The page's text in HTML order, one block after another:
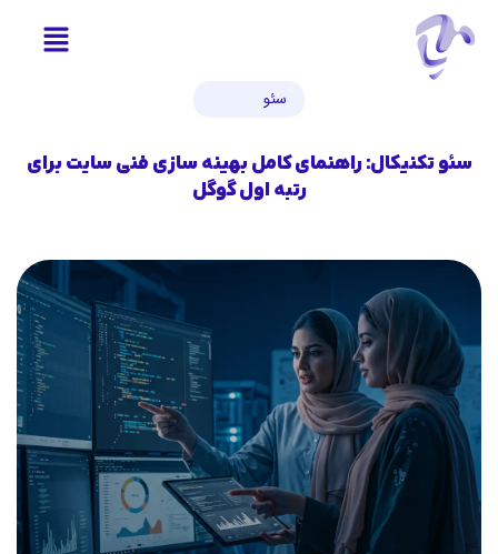
سئو
سئو تکنیکال: راهنمای کامل بهینه سازی فنی سایت برای
رتبه اول گوگل